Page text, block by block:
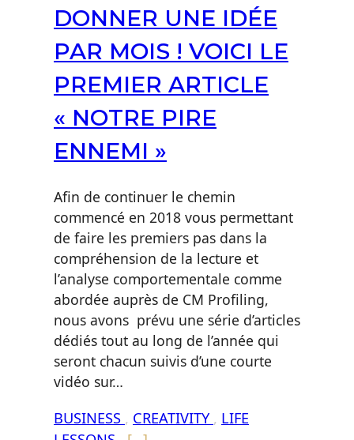
DONNER UNE IDÉE
PAR MOIS ! VOICI LE
PREMIER ARTICLE
« NOTRE PIRE
ENNEMI »
Afin de continuer le chemin
commencé en 2018 vous permettant
de faire les premiers pas dans la
compréhension de la lecture et
l’analyse comportementale comme
abordée auprès de CM Profiling,
nous avons prévu une série d’articles
dédiés tout au long de l’année qui
seront chacun suivis d’une courte
vidéo sur…
BUSINESS , CREATIVITY , LIFE